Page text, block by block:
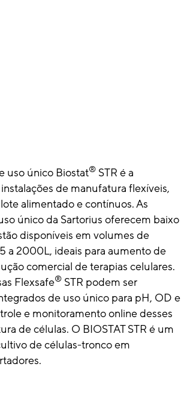
uso único Biostat® STR é a
de manufatura flexíveis,
alimentado e contínuos. As
único da Sartorius oferecem baixo
disponíveis em volumes de
a 2000L, ideais para aumento de
comercial de terapias celulares.
Flexsafe® STR podem ser
de uso único para pH, OD e
e monitoramento online desses
de células. O BIOSTAT STR é um
de células-tronco em